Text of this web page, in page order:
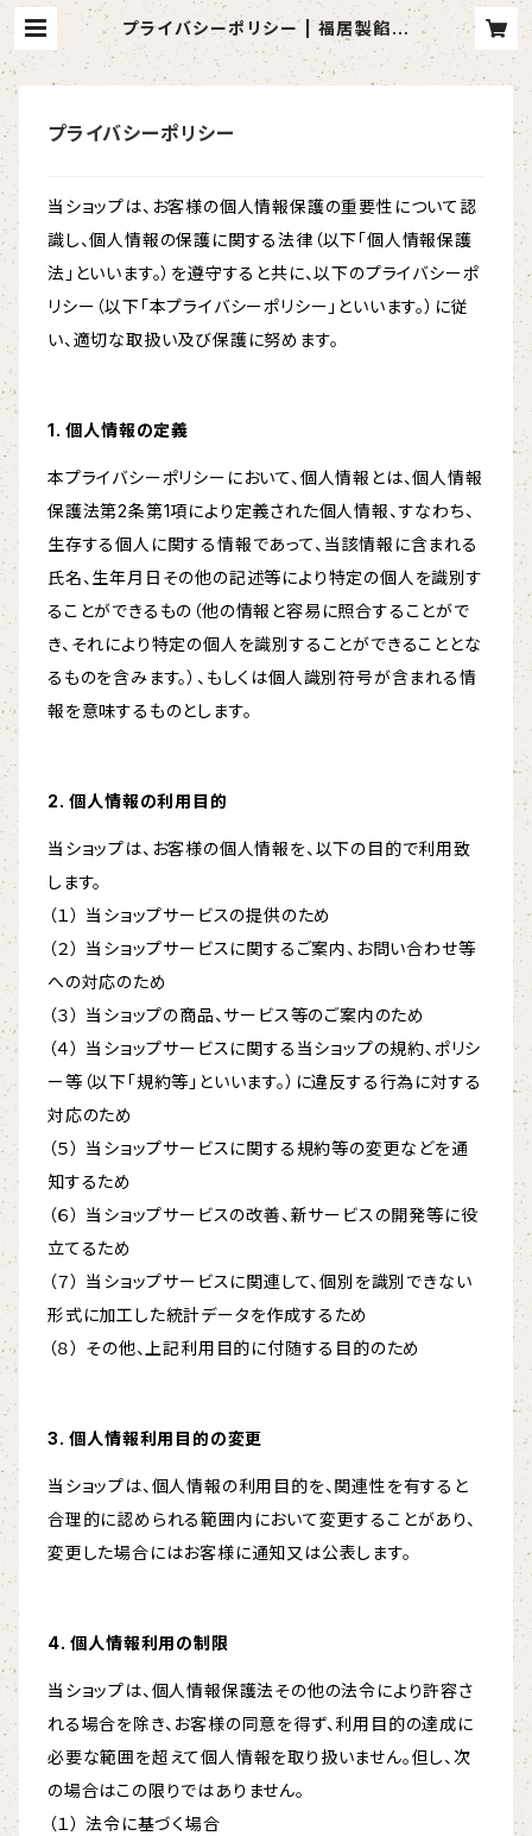
プライバシーポリシー | 福居製餡所
オンラインショップ｜北海道しゅまり
小豆を使ったあんこ屋さん
プライバシーポリシー
当ショップは、お客様の個人情報保護の重要性について認
識し、個人情報の保護に関する法律（以下「個人情報保護
法」といいます。）を遵守すると共に、以下のプライバシーポ
リシー（以下「本プライバシーポリシー」といいます。）に従
い、適切な取扱い及び保護に努めます。
1. 個人情報の定義
本プライバシーポリシーにおいて、個人情報とは、個人情報
保護法第2条第1項により定義された個人情報、すなわち、
生存する個人に関する情報であって、当該情報に含まれる
氏名、生年月日その他の記述等により特定の個人を識別す
ることができるもの（他の情報と容易に照合することがで
き、それにより特定の個人を識別することができることとな
るものを含みます。）、もしくは個人識別符号が含まれる情
報を意味するものとします。
2. 個人情報の利用目的
当ショップは、お客様の個人情報を、以下の目的で利用致
します。
（１） 当ショップサービスの提供のため
（２） 当ショップサービスに関するご案内、お問い合わせ等
への対応のため
（３） 当ショップの商品、サービス等のご案内のため
（４） 当ショップサービスに関する当ショップの規約、ポリシ
ー等（以下「規約等」といいます。）に違反する行為に対する
対応のため
（５） 当ショップサービスに関する規約等の変更などを通
知するため
（６） 当ショップサービスの改善、新サービスの開発等に役
立てるため
（７） 当ショップサービスに関連して、個別を識別できない
形式に加工した統計データを作成するため
（８） その他、上記利用目的に付随する目的のため
3. 個人情報利用目的の変更
当ショップは、個人情報の利用目的を、関連性を有すると
合理的に認められる範囲内において変更することがあり、
変更した場合にはお客様に通知又は公表します。
4. 個人情報利用の制限
当ショップは、個人情報保護法その他の法令により許容さ
れる場合を除き、お客様の同意を得ず、利用目的の達成に
必要な範囲を超えて個人情報を取り扱いません。但し、次
の場合はこの限りではありません。
（１） 法令に基づく場合